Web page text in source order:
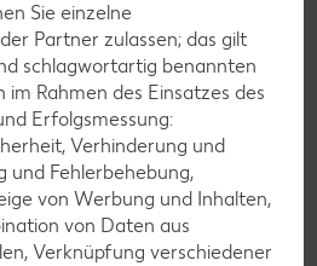
allen Rezepten
Sie einzelne
Partner zulassen; das gilt
schlagwortartig benannten
Rahmen des Einsatzes des
Erfolgsmessung:
Verhinderung und
und Fehlerbehebung,
von Werbung und Inhalten,
von Daten aus
Verknüpfung verschiedener